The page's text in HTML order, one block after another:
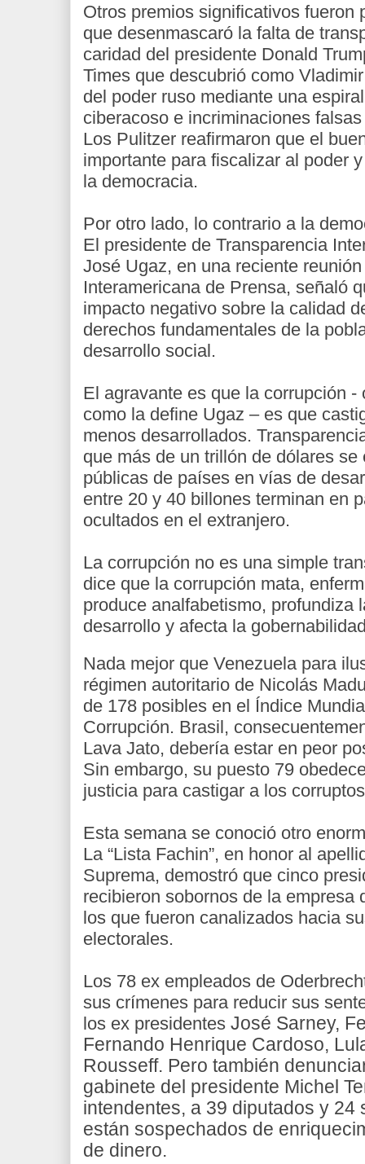
Otros premios significativos fueron
que desenmascaró la falta de
caridad del presidente Donald
Times que descubrió como
del poder ruso mediante una
ciberacoso e incriminaciones
Los Pulitzer reafirmaron que el
importante para fiscalizar al poder
la democracia.
Por otro lado, lo contrario a la
El presidente de Transparencia
José Ugaz, en una reciente
Interamericana de Prensa, señaló
impacto negativo sobre la calidad
derechos fundamentales de la
desarrollo social.
El agravante es que la corrupción -
como la define Ugaz – es que
menos desarrollados.
que más de un trillón de dólares
públicas de países en vías de
entre 20 y 40 billones terminan en
ocultados en el extranjero.
La corrupción no es una simple
dice que la corrupción mata,
produce analfabetismo, profundiza
desarrollo y afecta la
Nada mejor que Venezuela para
régimen autoritario de Nicolás
de 178 posibles en el Índice
Corrupción. Brasil,
Lava Jato, debería estar en peor
Sin embargo, su puesto 79
justicia para castigar a los
Esta semana se conoció otro
La “Lista Fachin”, en honor al
Suprema, demostró que cinco
recibieron sobornos de la empresa
los que fueron canalizados hacia
electorales.
Los 78 ex empleados de
sus crímenes para reducir sus
los ex presidentes José Sarney,
Fernando Henrique Cardoso,
Rousseff. Pero también
gabinete del presidente Michel
intendentes, a 39 diputados y 24
están sospechados de
de dinero.